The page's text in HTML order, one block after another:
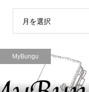
月を選択
MyBungu